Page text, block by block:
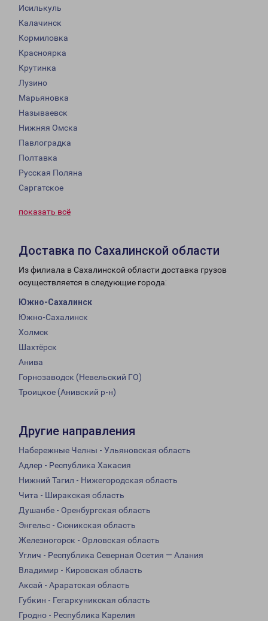
Исилькуль
Калачинск
Кормиловка
Красноярка
Крутинка
Лузино
Марьяновка
Называевск
Нижняя Омска
Павлоградка
Полтавка
Русская Поляна
Саргатское
показать всё
Доставка по Сахалинской области
Из филиала в Сахалинской области доставка грузов
осуществляется в следующие города:
Южно-Сахалинск
Южно-Сахалинск
Холмск
Шахтёрск
Анива
Горнозаводск (Невельский ГО)
Троицкое (Анивский р-н)
Другие направления
Набережные Челны - Ульяновская область
Адлер - Республика Хакасия
Нижний Тагил - Нижегородская область
Чита - Ширакская область
Душанбе - Оренбургская область
Энгельс - Сюникская область
Железногорск - Орловская область
Углич - Республика Северная Осетия — Алания
Владимир - Кировская область
Аксай - Араратская область
Губкин - Гегаркуникская область
Гродно - Республика Карелия